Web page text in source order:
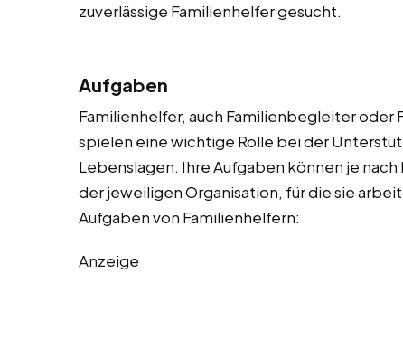
zuverlässige Familienhelfer gesucht.
Aufgaben
Familienhelfer, auch Familienbegleiter oder
spielen eine wichtige Rolle bei der
Lebenslagen. Ihre Aufgaben können je
der jeweiligen Organisation, für die sie
Aufgaben von Familienhelfern:
Anzeige